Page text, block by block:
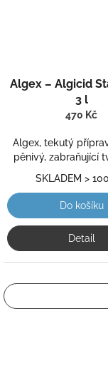
je
z
5
Algex – Algicid
3 l
470 Kč
Algex, tekutý
pěnivý, zabraňující
SKLADEM >
Do košíku
Detail